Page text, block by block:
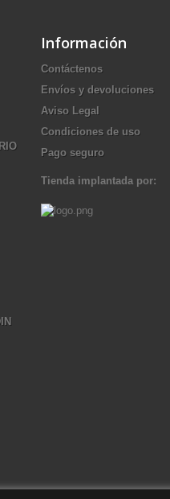
Información
Contáctenos
Envíos y devoluciones
Aviso Legal
Condiciones de uso
Pago seguro
Tienda implantada por: